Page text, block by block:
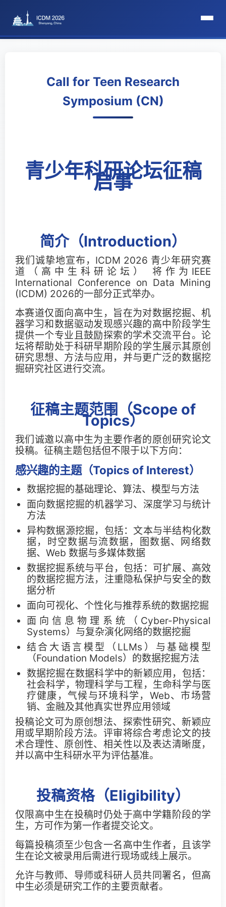
Committee
Organization Committee
Local Committee
Important Dates
Main Conference
Workshops
Tutorials
Demonstrations
Calls
Call for Applied Track Papers
Call for Workshops
Call for Tutorials
Call for Demos
Call for BlueSky Track Papers
Call for PhD Forum
Call for Education Forum
Call for Teen Research Symposium (EN)
Call for Teen Research Symposium (CN)
Call for Sponsorship (EN)
Call for Sponsorship (CN)
Awards
ICDM Tao Li Awards
ICDM Paper Awards
ICDM Female Scholar/Student Awards
ICDM Poster Awards
ICDM Education Awards
ICDM Teen Research Awards
Call for Teen Research
Symposium (CN)
青少年科研论坛征稿
启事
简介（Introduction）
我们诚挚地宣布，ICDM 2026 青少年研究赛
道（高中生科研论坛） 将作为 IEEE
International Conference on Data Mining
(ICDM) 2026的一部分正式举办。
本赛道仅面向高中生，旨在为对数据挖掘、机
器学习和数据驱动发现感兴趣的高中阶段学生
提供一个专业且鼓励探索的学术交流平台。论
坛将帮助处于科研早期阶段的学生展示其原创
研究思想、方法与应用，并与更广泛的数据挖
掘研究社区进行交流。
征稿主题范围（Scope of
Topics）
我们诚邀以高中生为主要作者的原创研究论文
投稿。征稿主题包括但不限于以下方向：
感兴趣的主题（Topics of Interest）
数据挖掘的基础理论、算法、模型与方法
面向数据挖掘的机器学习、深度学习与统计
方法
异构数据源挖掘，包括：文本与半结构化数
据，时空数据与流数据，图数据、网络数
据、Web 数据与多媒体数据
数据挖掘系统与平台，包括：可扩展、高效
的数据挖掘方法，注重隐私保护与安全的数
据分析
面向可视化、个性化与推荐系统的数据挖掘
面向信息物理系统（Cyber-Physical
Systems）与复杂演化网络的数据挖掘
结合大语言模型（LLMs）与基础模型
（Foundation Models）的数据挖掘方法
数据挖掘在数据科学中的新颖应用，包括：
社会科学，物理科学与工程，生命科学与医
疗健康，气候与环境科学，Web、市场营
销、金融及其他真实世界应用领域
投稿论文可为原创想法、探索性研究、新颖应
用或早期阶段方法。评审将综合考虑论文的技
术合理性、原创性、相关性以及表达清晰度，
并以高中生科研水平为评估基准。
投稿资格（Eligibility）
仅限高中生在投稿时仍处于高中学籍阶段的学
生，方可作为第一作者提交论文。
每篇投稿须至少包含一名高中生作者，且该学
生在论文被录用后需进行现场或线上展示。
允许与教师、导师或科研人员共同署名，但高
中生必须是研究工作的主要贡献者。